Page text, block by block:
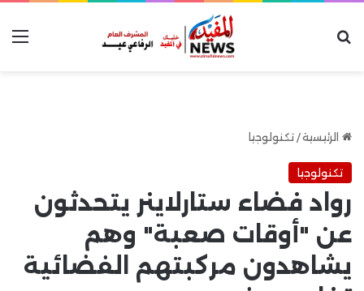
الرئيسية/ تكنولوجيا
تكنولوجيا
رواد فضاء ستارلاينر يتحدثون
عن "أوقات صعبة" وهم
يشاهدون مركبتهم الفضائية